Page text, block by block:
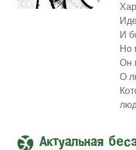
И
Но
Он
О
Актуальная